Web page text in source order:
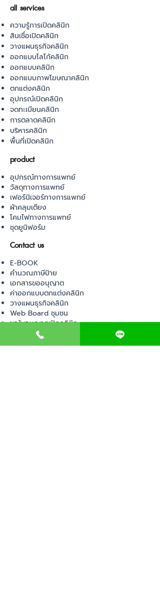
all services
ความรู้การเปิดคลินิก
สินเชื่อเปิดคลินิก
วางแผนธุรกิจคลินิก
ออกแบบโลโก้คลินิก
ออกแบบคลินิก
ออกแบบภาพโฆษณาคลินิก
ตกแต่งคลินิก
อุปกรณ์เปิดคลินิก
จดทะเบียนคลินิก
การตลาดคลินิก
บริหารคลินิก
พื้นที่เปิดคลินิก
product
อุปกรณ์ทางการแพทย์
วัสดุทางการแพทย์
เฟอร์นิเจอร์ทางการแพทย์
ผ้าคลุมเตียง
โคมไฟทางการแพทย์
ชุดยูนิฟอร์ม
Contact us
E-BOOK
คำนวณภาษีป้าย
เอกสารขออนุญาต
ค่าออกแบบตกแต่งคลินิก
วางแผนธุรกิจคลินิก
Web Board ชุมชน
ขอใบอนุญาตเปิดคลินิก
ภาษีธุรกิจคลินิก
ตรวจสอบรายชื่อแพทย์